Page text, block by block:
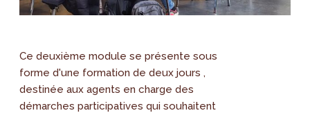
Ce deuxième module se présente sous
forme d'une formation de deux jours ,
destinée aux agents en charge des
démarches participatives qui souhaitent